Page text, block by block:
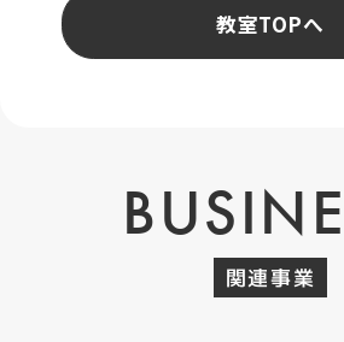
教室TOPへ
関連事業